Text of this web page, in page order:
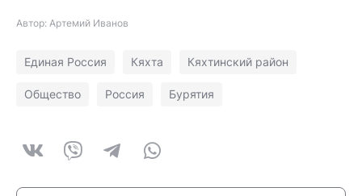
Автор: Артемий Иванов
Единая Россия Кяхта Кяхтинский район
Общество Россия Бурятия